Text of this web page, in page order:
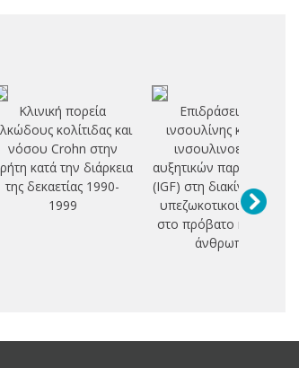
Κλινική πορεία
κολίτιδας και
νόσου Crohn στην
κατά την διάρκεια
της δεκαετίας 1990-
1999
Επιδράσεις της
ινσουλίνης και των
ινσουλινοειδών
αυξητικών παραγόντων
(IGF) στη διακίνηση του
υπεζωκοτικού υγρού
στο πρόβατο και στον
άνθρωπο